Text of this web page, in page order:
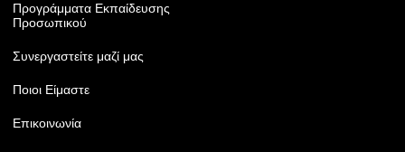
Προγράμματα Εκπαίδευσης
Προσωπικού
Συνεργαστείτε μαζί μας
Ποιοι Είμαστε
Επικοινωνία